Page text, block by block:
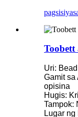
Toobett
Uri:
Gamit sa
opisina
Hugis:
Tampok:
Lugar